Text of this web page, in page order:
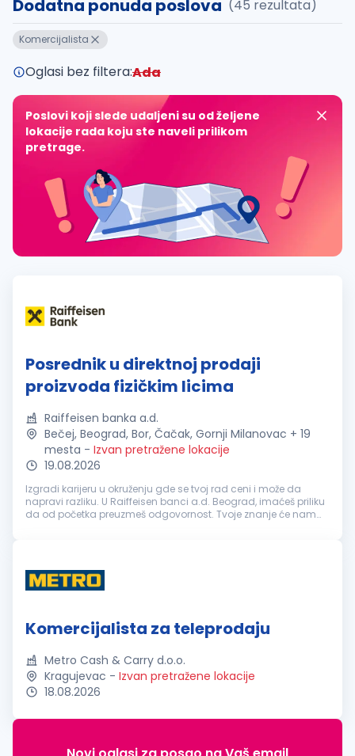
Dodatna ponuda poslova (45 rezultata)
Komercijalista
Oglasi bez filtera:Ada
Poslovi koji slede udaljeni su od željene
lokacije rada koju ste naveli prilikom
pretrage.
Posrednik u direktnoj prodaji
proizvoda fizičkim licima
Raiffeisen banka a.d.
Bečej, Beograd, Bor, Čačak, Gornji Milanovac + 19
mesta - Izvan pretražene lokacije
19.08.2026
Izgradi karijeru u okruženju gde se tvoj rad ceni i može da
napravi razliku. U Raiffeisen banci a.d. Beograd, imaćeš priliku
da od početka preuzmeš odgovornost. Tvoje znanje će nam
Komercijalista za teleprodaju
Metro Cash & Carry d.o.o.
Kragujevac - Izvan pretražene lokacije
18.08.2026